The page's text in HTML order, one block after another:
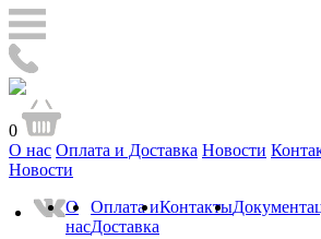
0
О нас Оплата и Доставка Новости
Новости
О
нас
Оплата и
Доставка
Контакты